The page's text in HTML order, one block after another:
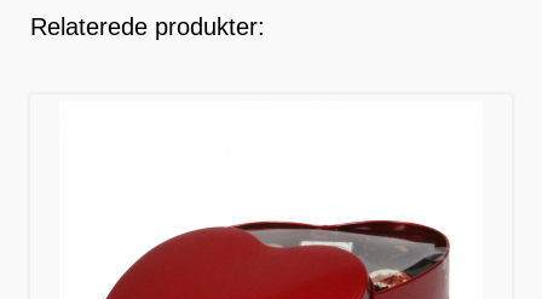
Relaterede produkter: